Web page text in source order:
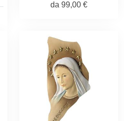
da 99,00 €